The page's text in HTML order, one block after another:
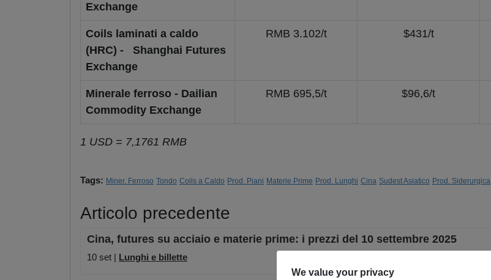
Exchange
Coils laminati a caldo
(HRC) - Shanghai Futures
Exchange
RMB 3.102/t $431/t
Minerale ferroso - Dailian
Commodity Exchange
RMB 695,5/t $96,6/t
1 USD = 7,1761 RMB
Tags: Miner. Ferroso Tondo Coils a Caldo Prod. Piani Materie Prime Prod. Lunghi Cina Sudest Asiatico Prod. Siderurgica
Articolo precedente
Cina, futures su acciaio e materie prime: i prezzi del 10 settembre 2025
10 set | Lunghi e billette